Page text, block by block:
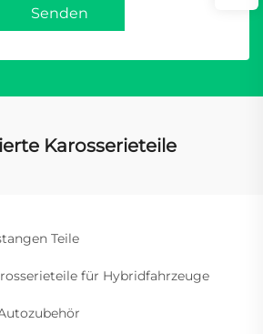
Senden
Karosserieteile
Teile
für Hybridfahrzeuge